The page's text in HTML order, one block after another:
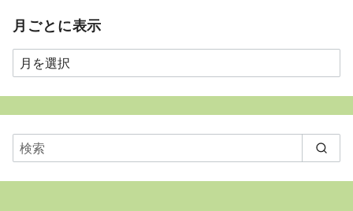
月ごとに表示
月
ご
と
表
示